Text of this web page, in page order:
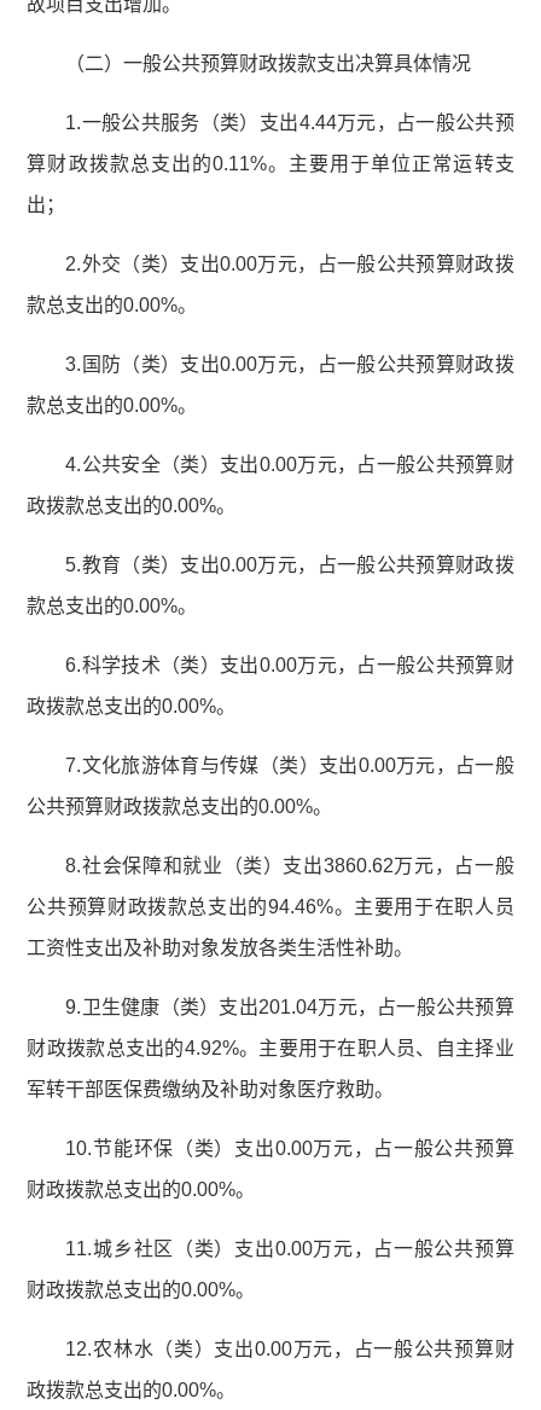
故项目支出增加。
（二）一般公共预算财政拨款支出决算具体情况
1.一般公共服务（类）支出4.44万元，占一般公共预
算财政拨款总支出的0.11%。主要用于单位正常运转支
出；
2.外交（类）支出0.00万元，占一般公共预算财政拨
款总支出的0.00%。
3.国防（类）支出0.00万元，占一般公共预算财政拨
款总支出的0.00%。
4.公共安全（类）支出0.00万元，占一般公共预算财
政拨款总支出的0.00%。
5.教育（类）支出0.00万元，占一般公共预算财政拨
款总支出的0.00%。
6.科学技术（类）支出0.00万元，占一般公共预算财
政拨款总支出的0.00%。
7.文化旅游体育与传媒（类）支出0.00万元，占一般
公共预算财政拨款总支出的0.00%。
8.社会保障和就业（类）支出3860.62万元，占一般
公共预算财政拨款总支出的94.46%。主要用于在职人员
工资性支出及补助对象发放各类生活性补助。
9.卫生健康（类）支出201.04万元，占一般公共预算
财政拨款总支出的4.92%。主要用于在职人员、自主择业
军转干部医保费缴纳及补助对象医疗救助。
10.节能环保（类）支出0.00万元，占一般公共预算
财政拨款总支出的0.00%。
11.城乡社区（类）支出0.00万元，占一般公共预算
财政拨款总支出的0.00%。
12.农林水（类）支出0.00万元，占一般公共预算财
政拨款总支出的0.00%。